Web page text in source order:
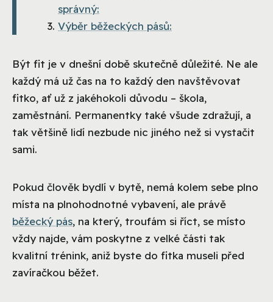
správný:
Výběr běžeckých pásů:
Být fit je v dnešní době skutečně důležité. Ne ale
každý má už čas na to každý den navštěvovat
fitko, ať už z jakéhokoli důvodu – škola,
zaměstnání. Permanentky také všude zdražují, a
tak většině lidí nezbude nic jiného než si vystačit
sami.
Pokud člověk bydlí v bytě, nemá kolem sebe plno
místa na plnohodnotné vybavení, ale právě
běžecký pás, na který, troufám si říct, se místo
vždy najde, vám poskytne z velké části tak
kvalitní trénink, aniž byste do fitka museli před
zavíračkou běžet.